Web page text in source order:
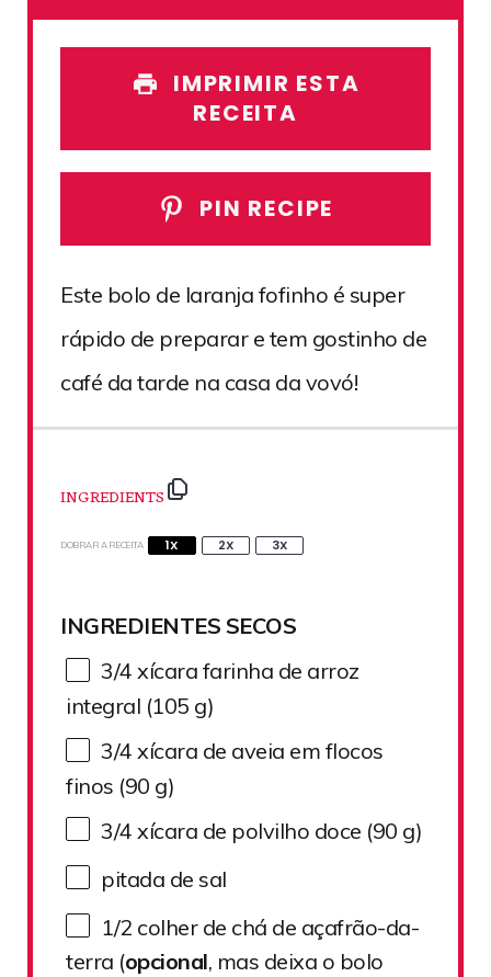
IMPRIMIR ESTA
RECEITA
PIN RECIPE
Este bolo de laranja fofinho é super
rápido de preparar e tem gostinho de
café da tarde na casa da vovó!
INGREDIENTS
DOBRAR A RECEITA 1X 2X 3X
INGREDIENTES SECOS
3/4 xícara farinha de arroz
integral (105 g)
3/4 xícara de aveia em flocos
finos (90 g)
3/4 xícara de polvilho doce (90 g)
pitada de sal
1/2 colher de chá de açafrão-da-
terra (opcional, mas deixa o bolo